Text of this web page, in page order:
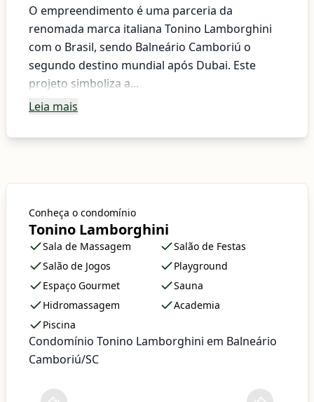
O empreendimento é uma parceria da
renomada marca italiana Tonino Lamborghini
com o Brasil, sendo Balneário Camboriú o
segundo destino mundial após Dubai. Este
projeto simboliza a...
Leia mais
Conheça o condomínio
Tonino Lamborghini
Sala de Massagem
Salão de Festas
Salão de Jogos
Playground
Espaço Gourmet
Sauna
Hidromassagem
Academia
Piscina
Condomínio Tonino Lamborghini em Balneário
Camboriú/SC